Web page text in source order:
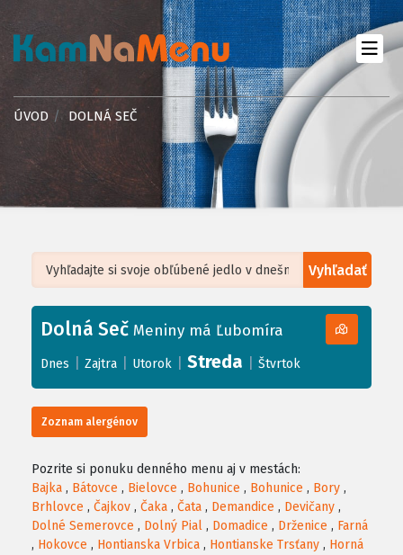
ÚVOD DOLNÁ SEČ
Vyhľadať
+
−
Leaflet| ©OpenStreetMap, Tiles courtesy ofHumanitarian OpenStreetMap
Dolná Seč Meniny má Ľubomíra
Dnes Zajtra Utorok Streda Štvrtok
Zoznam alergénov
Pozrite si ponuku denného menu aj v mestách:
Bajka , Bátovce , Bielovce , Bohunice , Bohunice , Bory ,
Brhlovce , Čajkov , Čaka , Čata , Demandice , Devičany ,
Dolné Semerovce , Dolný Pial , Domadice , Drženice , Farná
, Hokovce , Hontianska Vrbica , Hontianske Trsťany , Horná